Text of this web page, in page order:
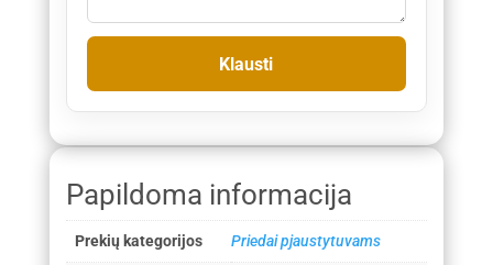
Papildoma informacija
Prekių kategorijos Priedai pjaustytuvams